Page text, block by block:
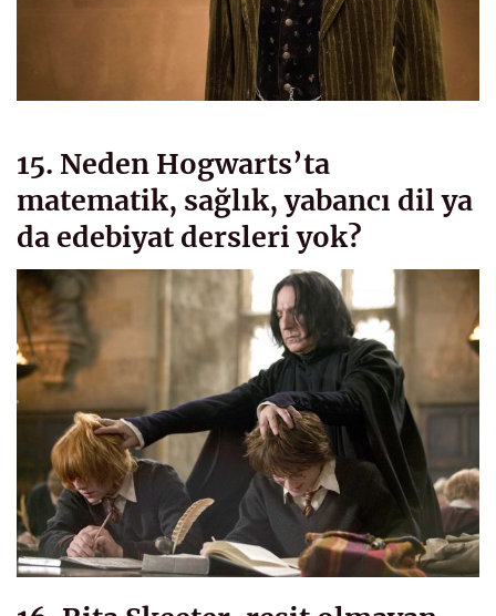
15. Neden Hogwarts’ta
matematik, sağlık, yabancı dil ya
da edebiyat dersleri yok?